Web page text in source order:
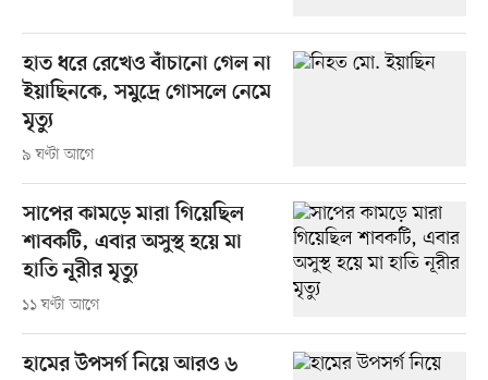
হাত ধরে রেখেও বাঁচানো গেল না
ইয়াছিনকে, সমুদ্রে গোসলে নেমে
মৃত্যু
৯ ঘণ্টা আগে
সাপের কামড়ে মারা গিয়েছিল
শাবকটি, এবার অসুস্থ হয়ে মা
হাতি নূরীর মৃত্যু
১১ ঘণ্টা আগে
হামের উপসর্গ নিয়ে আরও ৬